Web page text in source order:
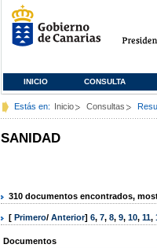
INICIO CONSULTA
Estás en: Inicio Consultas
SANIDAD
310 documentos encontrados,
[ Primero/ Anterior] 6, 7, 8, 9, 10, 11,
Documentos